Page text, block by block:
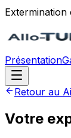
Présentation
Retour au
Votre